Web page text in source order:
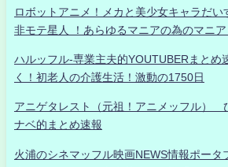
ロボットアニメ！メカと美少女キャラだい
非モテ星人 ！あらゆるマニアの為のマニア
ハルッフル-専業主夫的YOUTUBERまとめ
く！初老人の介護生活！激動の1750日
アニゲタレスト（元祖！アニメッフル）
ナベ的まとめ速報
火浦のシネマッフル映画NEWS情報ポータ